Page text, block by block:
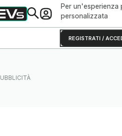
Per un'esperienza
personalizzata
REGISTRATI /